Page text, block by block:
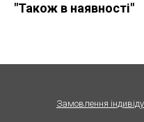
"Також в наявності"
Замовлення